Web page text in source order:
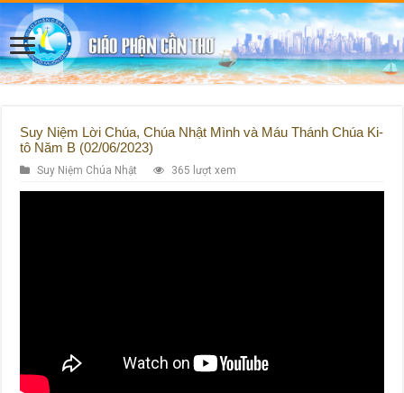
Suy Niệm Lời Chúa, Chúa Nhật Mình và Máu Thánh Chúa Ki-
tô Năm B (02/06/2023)
Suy Niệm Chúa Nhật 365 lượt xem